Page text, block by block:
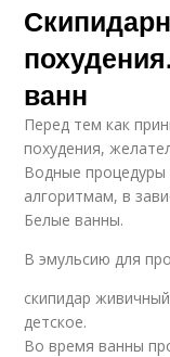
ванн
Перед тем как
похудения,
Водные
алгоритмам, в
Белые ванны.
В эмульсию для
скипидар
детское.
Во время ванны